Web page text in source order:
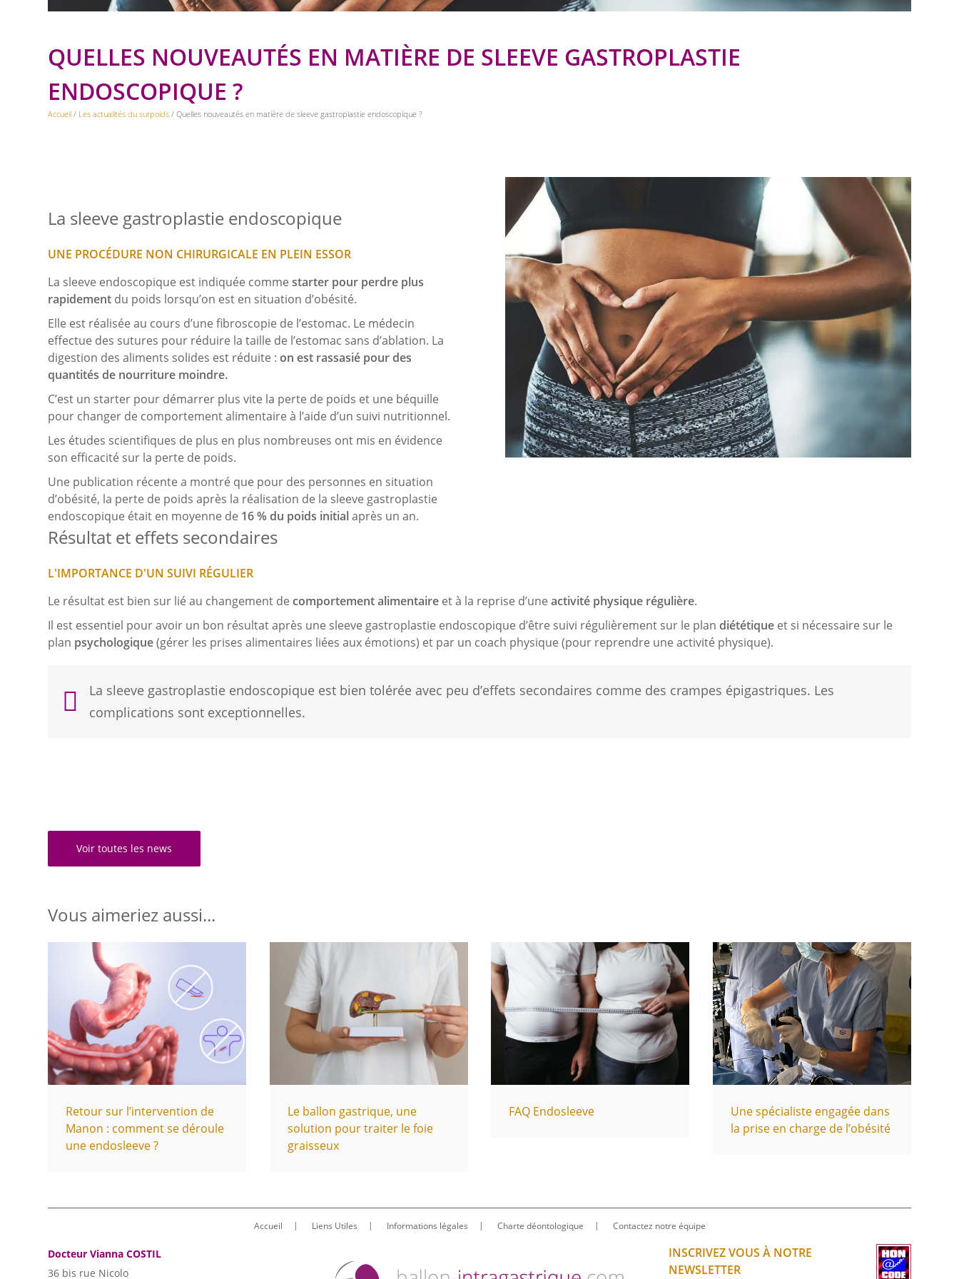
QUELLES NOUVEAUTÉS EN MATIÈRE DE SLEEVE GASTROPLASTIE
ENDOSCOPIQUE ?
Accueil / Les actualités du surpoids / Quelles nouveautés en matière de sleeve gastroplastie endoscopique ?
La sleeve gastroplastie endoscopique
UNE PROCÉDURE NON CHIRURGICALE EN PLEIN ESSOR
La sleeve endoscopique est indiquée commestarter pour perdre plus
rapidement du poids lorsqu’on est en situation d’obésité.
Elle est réalisée au cours d’une fibroscopie de l’estomac. Le médecin
effectue des sutures pour réduire la taille de l’estomac sans d’ablation. La
digestion des aliments solides est réduite :on est rassasié pour des
quantités de nourriture moindre.
C’est un starter pour démarrer plus vite la perte de poids et une béquille
pour changer de comportement alimentaire à l’aide d’un suivi nutritionnel.
Les études scientifiques de plus en plus nombreuses ont mis en évidence
son efficacité sur la perte de poids.
Une publication récente a montré que pour des personnes en situation
d’obésité, la perte de poids après la réalisation de la sleeve gastroplastie
endoscopique était en moyenne de 16 % du poids initialaprès un an.
Résultat et effets secondaires
L'IMPORTANCE D'UN SUIVI RÉGULIER
Le résultat est bien sur lié au changement decomportement alimentaire et à la reprise d’uneactivité physique régulière.
Il est essentiel pour avoir un bon résultat après une sleeve gastroplastie endoscopique d’être suivi régulièrement sur le plandiététique et si nécessaire sur le
plan psychologique(gérer les prises alimentaires liées aux émotions) et par un coach physique (pour reprendre une activité physique).
La sleeve gastroplastie endoscopique est bien tolérée avec peu d’effets secondaires comme des crampes épigastriques. Les
complications sont exceptionnelles.
Voir toutes les news
Vous aimeriez aussi...
Retour sur l’intervention de
Manon : comment se déroule
une endosleeve ?
Le ballon gastrique, une
solution pour traiter le foie
graisseux
FAQ Endosleeve
Une spécialiste engagée dans
la prise en charge de l’obésité
Docteur Vianna COSTIL
36 bis rue Nicolo
INSCRIVEZ VOUS À NOTRE
NEWSLETTER
Accueil Liens Utiles Informations légales Charte déontologique Contactez notre équipe